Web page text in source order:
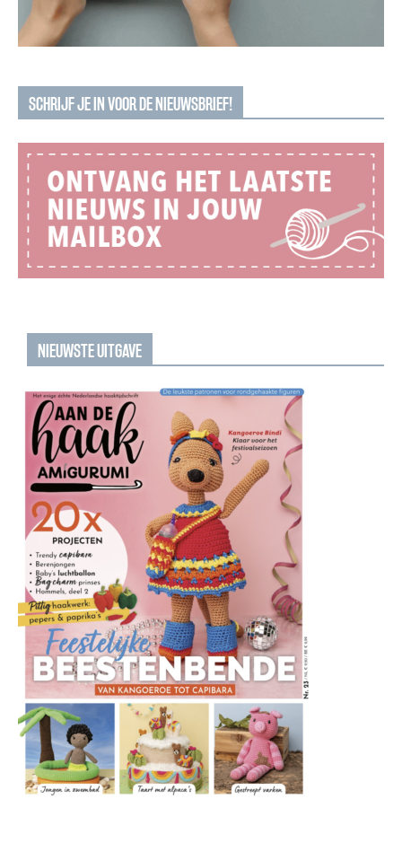
SCHRIJF JE IN VOOR DE NIEUWSBRIEF!
NIEUWSTE UITGAVE